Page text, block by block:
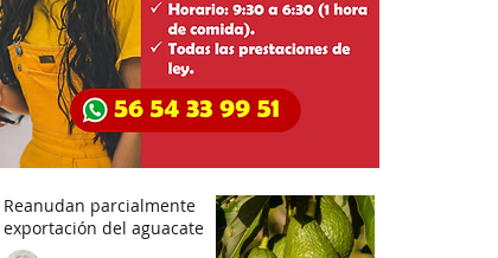
Reanudan parcialmente
exportación del aguacate